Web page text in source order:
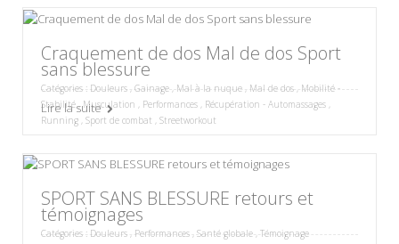
Craquement de dos Mal de dos Sport
sans blessure
Catégories : Douleurs , Gainage,Mal à la nuque , Mal de dos,Mobilité -
Stabilité,Musculation Performances Récupération - Automassages
Running Sport de combat Streetworkout
Lire la suite
SPORT SANS BLESSURE retours et
témoignages
Catégories : Douleurs , Performances,Santé globale,Témoignage